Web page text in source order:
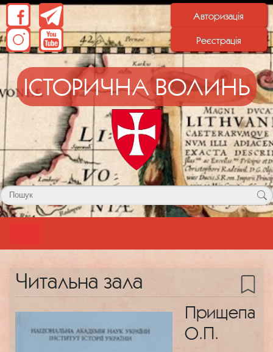
Авторизація
Реєстрація
ІСТОРИЧНА ВОЛИНЬ
Читальна зала
Прищепа
О.П.